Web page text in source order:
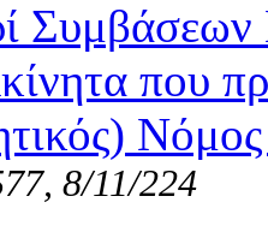
Συμβάσεων
που
8/11/224